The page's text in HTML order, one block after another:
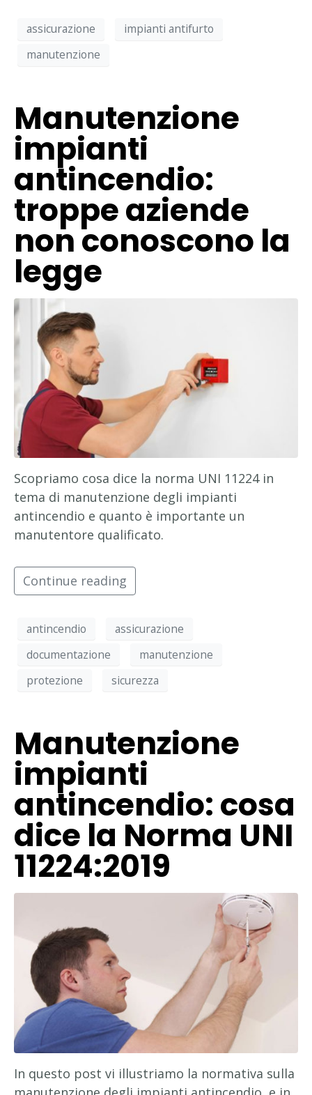
assicurazione
impianti antifurto
manutenzione
Manutenzione
impianti
antincendio:
troppe aziende
non conoscono la
legge
Scopriamo cosa dice la norma UNI 11224 in
tema di manutenzione degli impianti
antincendio e quanto è importante un
manutentore qualificato.
Continue reading
antincendio
assicurazione
documentazione
manutenzione
protezione
sicurezza
Manutenzione
impianti
antincendio: cosa
dice la Norma UNI
11224:2019
In questo post vi illustriamo la normativa sulla